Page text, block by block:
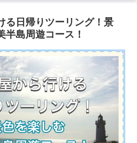
る日帰りツーリング！景
半島周遊コース！